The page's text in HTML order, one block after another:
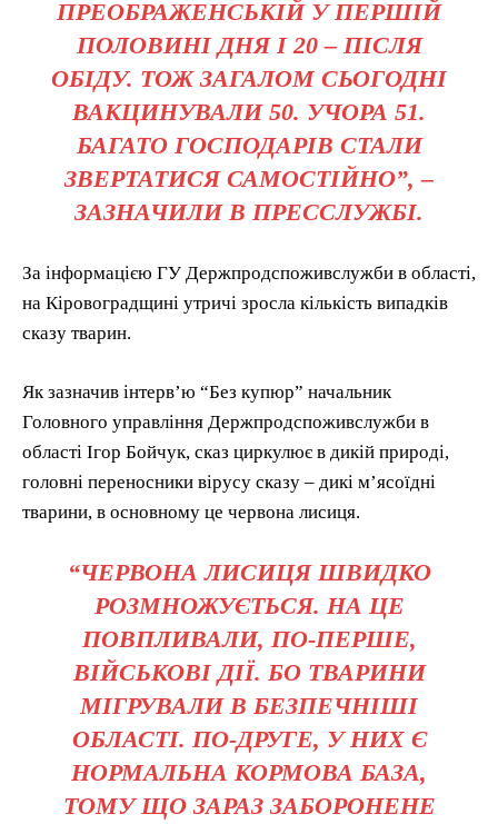
ПРЕОБРАЖЕНСЬКІЙ У ПЕРШІЙ
ПОЛОВИНІ ДНЯ І 20 – ПІСЛЯ
ОБІДУ. ТОЖ ЗАГАЛОМ СЬОГОДНІ
ВАКЦИНУВАЛИ 50. УЧОРА 51.
БАГАТО ГОСПОДАРІВ СТАЛИ
ЗВЕРТАТИСЯ САМОСТІЙНО”, –
ЗАЗНАЧИЛИ В ПРЕССЛУЖБІ.
За інформацією ГУ Держпродспоживслужби в області,
на Кіровоградщині утричі зросла кількість випадків
сказу тварин.
Як зазначив інтерв’ю “Без купюр” начальник
Головного управління Держпродспоживслужби в
області Ігор Бойчук, сказ циркулює в дикій природі,
головні переносники вірусу сказу – дикі м’ясоїдні
тварини, в основному це червона лисиця.
“ЧЕРВОНА ЛИСИЦЯ ШВИДКО
РОЗМНОЖУЄТЬСЯ. НА ЦЕ
ПОВПЛИВАЛИ, ПО-ПЕРШЕ,
ВІЙСЬКОВІ ДІЇ. БО ТВАРИНИ
МІГРУВАЛИ В БЕЗПЕЧНІШІ
ОБЛАСТІ. ПО-ДРУГЕ, У НИХ Є
НОРМАЛЬНА КОРМОВА БАЗА,
ТОМУ ЩО ЗАРАЗ ЗАБОРОНЕНЕ